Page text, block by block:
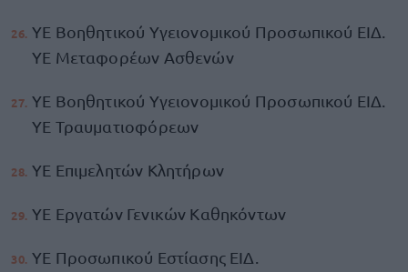
ΥΕ Βοηθητικού Υγειονομικού Προσωπικού ΕΙΔ.
ΥΕ Μεταφορέων Ασθενών
ΥΕ Βοηθητικού Υγειονομικού Προσωπικού ΕΙΔ.
ΥΕ Τραυματιοφόρεων
ΥΕ Επιμελητών Κλητήρων
ΥΕ Εργατών Γενικών Καθηκόντων
ΥΕ Προσωπικού Εστίασης ΕΙΔ.